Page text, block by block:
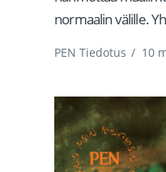
normaalin välille.
PEN Tiedotus / 10